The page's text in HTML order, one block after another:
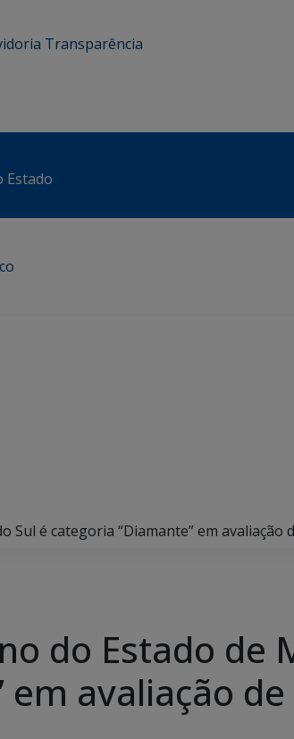
Transparência
Estado
Sul é categoria “Diamante” em avaliação
do Estado de
em avaliação